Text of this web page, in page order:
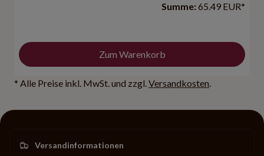
Summe:65.49 EUR*
Zum Warenkorb
* Alle Preise inkl. MwSt. und zzgl.Versandkosten.
Versandinformationen